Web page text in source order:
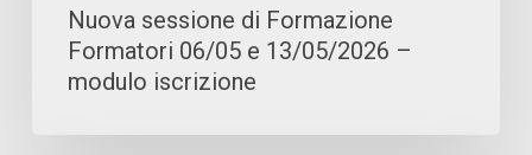
modulo
Nuova sessione di Formazione
Formatori 06/05 e 13/05/2026 –
modulo iscrizione